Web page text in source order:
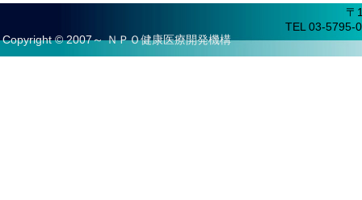
〒
TEL 03-5795-
Copyright © 2007～ ＮＰＯ健康医療開発機構